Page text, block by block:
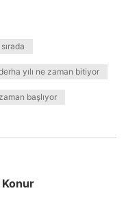
yılı ne zaman bitiyor
başlıyor
Konur